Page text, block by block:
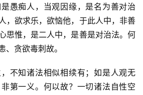
愚痴人，当观因缘，是名为善对治
，欲求乐，欲恼他，于此人中，非善
思惟，是二人中，是善是对治法。何
、贪欲毒刺故。
不知诸法相似相续有；如是人观无
第一义。何以故？一切诸法自性空